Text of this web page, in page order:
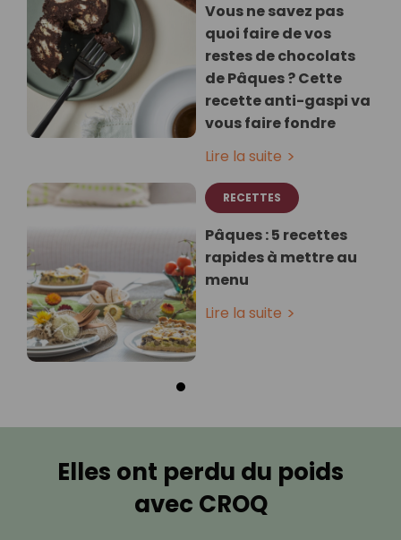
Vous ne savez pas
quoi faire de vos
restes de chocolats
de Pâques ? Cette
recette anti-gaspi va
vous faire fondre
Lire la suite
RECETTES
Pâques : 5 recettes
rapides à mettre au
menu
Lire la suite
Elles ont perdu du poids
avec CROQ